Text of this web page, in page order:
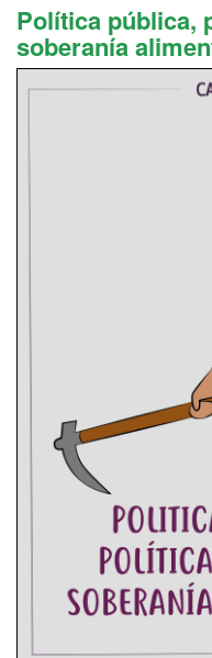
Política pública,
soberanía